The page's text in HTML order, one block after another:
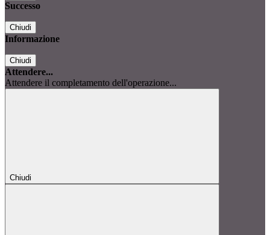
Successo
Chiudi
Informazione
Chiudi
Attendere...
Attendere il completamento dell'operazione...
Chiudi